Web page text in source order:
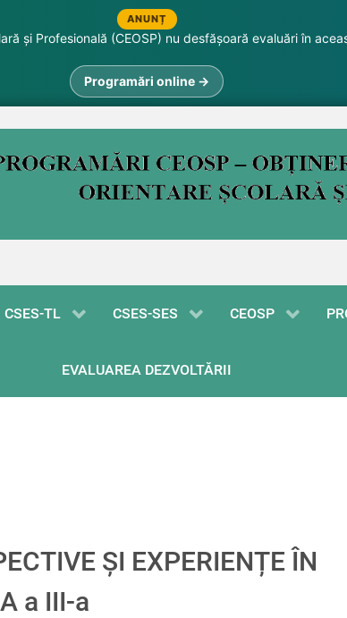
ANUNȚ
și Profesională (CEOSP) nu desfășoară evaluări în
Programări online →
CSES-TL CSES-SES CEOSP
EVALUAREA DEZVOLTĂRII
ȘI EXPERIENȚE ÎN
a III-a